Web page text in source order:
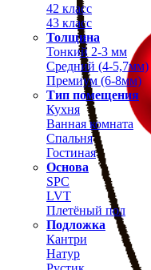
42 класс
43 класс
Толщина
Тонкий 2-3 мм
Средний (4-5,7мм)
Премиум (6-8мм)
Тип помещения
Кухня
Ванная комната
Спальня
Гостиная
Основа
SPC
LVT
Плетёный пол
Подложка
Кантри
Натур